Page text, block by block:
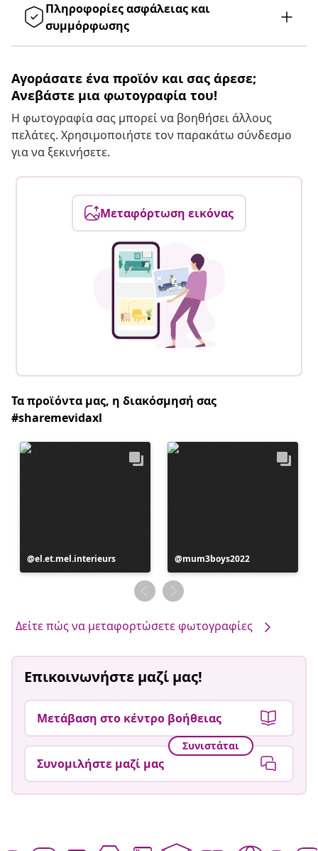
Πληροφορίες ασφάλειας και
συμμόρφωσης
Αγοράσατε ένα προϊόν και σας άρεσε;
Ανεβάστε μια φωτογραφία του!
Η φωτογραφία σας μπορεί να βοηθήσει άλλους
πελάτες. Χρησιμοποιήστε τον παρακάτω σύνδεσμο
για να ξεκινήσετε.
Μεταφόρτωση εικόνας
Τα προϊόντα μας, η διακόσμησή σας
#sharemevidaxl
Η
ανάρτηση
el.et.mel.interieurs
Η
ανάρτηση
δημοσιεύθηκε
από
mum3boys2022
Δείτε πώς να μεταφορτώσετε φωτογραφίες
Επικοινωνήστε μαζί μας!
Μετάβαση στο κέντρο βοήθειας
Συνιστάται
Συνομιλήστε μαζί μας